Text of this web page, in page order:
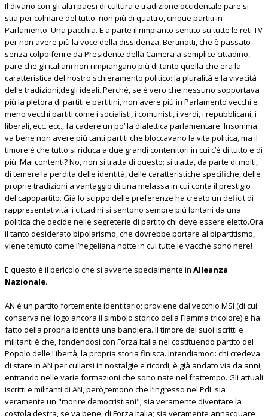
Il divario con gli altri paesi di cultura e tradizione occidentale pare si
stia per colmare del tutto: non più di quattro, cinque partiti in
Parlamento. Una pacchia. E a parte il rimpianto sentito su tutte le reti TV
per non avere più la voce della dissidenza, Bertinotti, che è passato
senza colpo ferire da Presidente della Camera a semplice cittadino,
pare che gli italiani non rimpiangano più di tanto quella che era la
caratteristica del nostro schieramento politico: la pluralità e la vivacità
delle tradizioni,degli ideali. Perché, se è vero che nessuno sopportava
più la pletora di partiti e partitini, non avere più in Parlamento vecchi e
meno vecchi partiti come i socialisti, i comunisti, i verdi, i repubblicani, i
liberali, ecc. ecc., fa cadere un po’ la dialettica parlamentare. Insomma:
va bene non avere più tanti partiti che bloccavano la vita politica, ma il
timore è che tutto si riduca a due grandi contenitori in cui c’è di tutto e di
più. Mai contenti? No, non si tratta di questo; si tratta, da parte di molti,
di temere la perdita delle identità, delle caratteristiche specifiche, delle
proprie tradizioni a vantaggio di una melassa in cui conta il prestigio
del capopartito. Già lo scippo delle preferenze ha creato un deficit di
rappresentatività: i cittadini si sentono sempre più lontani da una
politica che decide nelle segreterie di partito chi deve essere eletto.Ora
il tanto desiderato bipolarismo, che dovrebbe portare al bipartitismo,
viene temuto come l’hegeliana notte in cui tutte le vacche sono nere!
E questo è il pericolo che si avverte specialmente in Alleanza
Nazionale.
AN è un partito fortemente identitario; proviene dal vecchio MSI (di cui
conserva nel logo ancora il simbolo storico della Fiamma tricolore) e ha
fatto della propria identità una bandiera. Il timore dei suoi iscritti e
militanti è che, fondendosi con Forza Italia nel costituendo partito del
Popolo delle Libertà, la propria storia finisca. Intendiamoci: chi credeva
di stare in AN per cullarsi in nostalgie e ricordi, è già andato via da anni,
entrando nelle varie formazioni che sono nate nel frattempo. Gli attuali
iscritti e militanti di AN, però,temono che l’ingresso nel PdL sia
veramente un "morire democristiani"; sia veramente diventare la
costola destra, se va bene, di Forza Italia; sia veramente annacquare